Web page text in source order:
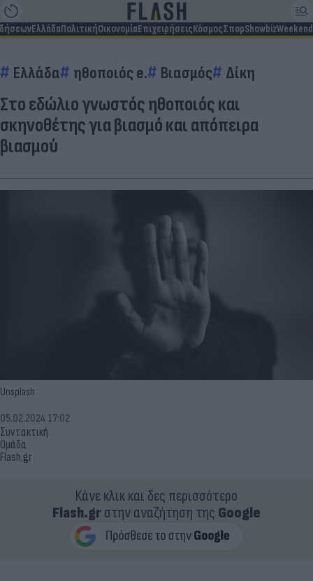
ΕλλάδαΠολιτικήΟικονομίαΕπιχειρήσειςΚόσμοςΣπορShowbizWeekend
Ελλάδα ηθοποιός e. Βιασμός Δίκη
Στο εδώλιο γνωστός ηθοποιός και
σκηνοθέτης για βιασμό και απόπειρα
βιασμού
Unsplash
Συντακτική
Ομάδα
Flash.gr
05.02.2024 17:02
Κάνε κλικ και δες περισσότερο
Flash.grστην αναζήτηση της Google